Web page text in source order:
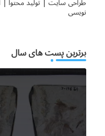
نویسی
برترین پست های سال